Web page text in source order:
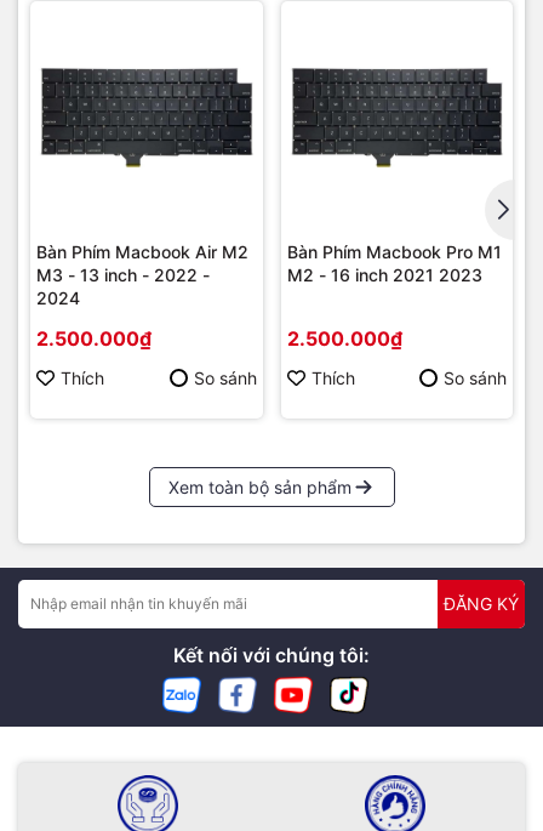
Bàn Phím Macbook Air M2
M3 - 13 inch - 2022 -
2024
2.500.000₫
Thích So sánh
Bàn Phím Macbook Pro M1
M2 - 16 inch 2021 2023
2.500.000₫
Thích So sánh
Xem toàn bộ sản phẩm
ĐĂNG KÝ
Kết nối với chúng tôi: